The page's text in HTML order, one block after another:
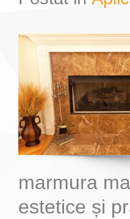
marmura
estetice și